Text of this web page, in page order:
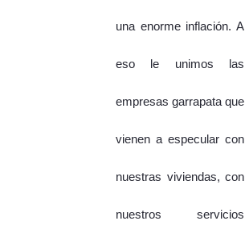
una enorme inflación. A
eso le unimos las
empresas garrapata que
vienen a especular con
nuestras viviendas, con
nuestros servicios